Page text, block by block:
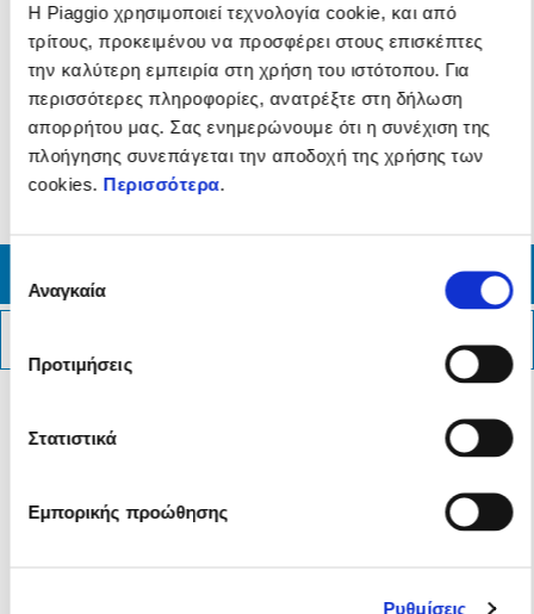
Η Piaggio χρησιμοποιεί τεχνολογία cookie, και από
τρίτους, προκειμένου να προσφέρει στους επισκέπτες
την καλύτερη εμπειρία στη χρήση του ιστότοπου. Για
περισσότερες πληροφορίες, ανατρέξτε στη δήλωση
απορρήτου μας. Σας ενημερώνουμε ότι η συνέχιση της
πλοήγησης συνεπάγεται την αποδοχή της χρήσης των
cookies. Περισσότερα
συγκατάθεσης
Αναγκαία
Προτιμήσεις
Στατιστικά
Εμπορικής προώθησης
Ρυθμίσεις
μπροστινό μέρος, με τοναεραγωγό σε σχήμα Vκαι η
κυψελοειδής γρίλια
, μαζί με την κομψή ουρά και τις δίχρωμες
ραφές της σέλας, ολοκληρώνουν τη σχεδίαση - δημιουργώντας
τον τέλειο συνδυασμό ενός σπορ σκούτερ με μεγάλους τροχούς
και ενός ισχυρού GT.